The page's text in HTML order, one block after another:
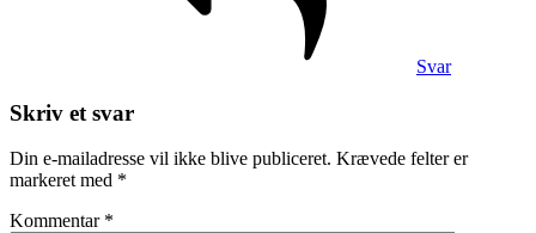
Svar
Skriv et svar
Din e-mailadresse vil ikke blive publiceret. Krævede felter er
markeret med *
Kommentar *